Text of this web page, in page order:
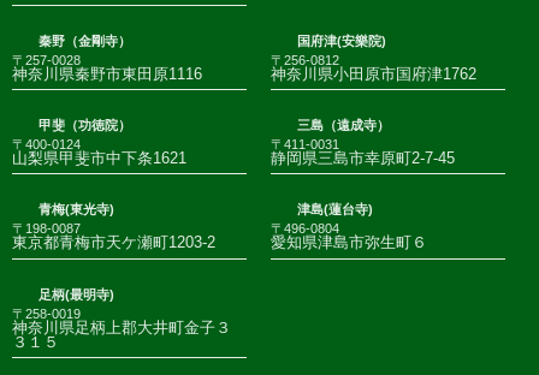
秦野（金剛寺）
〒257-0028
神奈川県秦野市東田原1116
国府津(安樂院)
〒256-0812
神奈川県小田原市国府津1762
甲斐（功徳院）
〒400-0124
山梨県甲斐市中下条1621
三島（遠成寺）
〒411-0031
静岡県三島市幸原町2-7-45
青梅(東光寺)
〒198-0087
東京都青梅市天ケ瀬町1203-2
津島(蓮台寺)
〒496-0804
愛知県津島市弥生町６
足柄(最明寺)
〒258-0019
神奈川県足柄上郡大井町金子３
３１５